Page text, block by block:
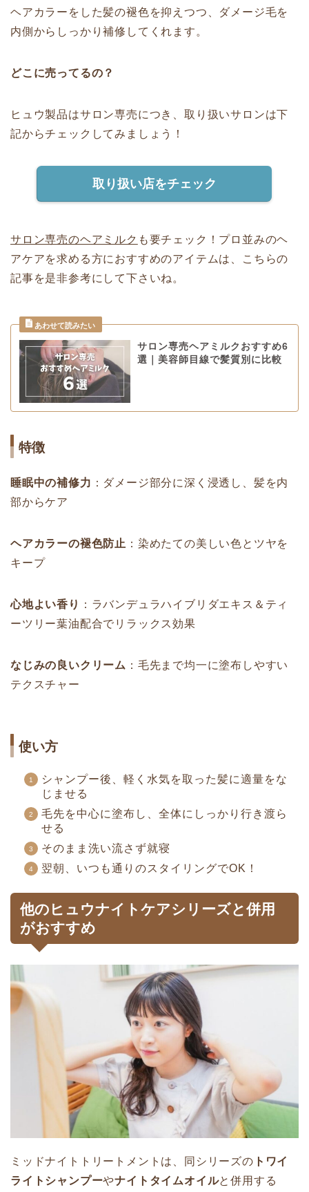
ヘアカラーをした髪の褪色を抑えつつ、ダメージ毛を
内側からしっかり補修してくれます。
どこに売ってるの？
ヒュウ製品はサロン専売につき、取り扱いサロンは下
記からチェックしてみましょう！
取り扱い店をチェック
サロン専売のヘアミルク も要チェック！プロ並みのヘ
アケアを求める方におすすめのアイテムは、こちらの
記事を是非参考にして下さいね。
サロン専売ヘアミルクおすすめ6
選｜美容師目線で髪質別に比較
特徴
睡眠中の補修力 ：ダメージ部分に深く浸透し、髪を内
部からケア
ヘアカラーの褪色防止 ：染めたての美しい色とツヤを
キープ
心地よい香り
：ラバンデュラハイブリダエキス＆ティ
ーツリー葉油配合でリラックス効果
なじみの良いクリーム ：毛先まで均一に塗布しやすい
テクスチャー
使い方
シャンプー後、軽く水気を取った髪に適量をな
じませる
毛先を中心に塗布し、全体にしっかり行き渡ら
せる
そのまま洗い流さず就寝
翌朝、いつも通りのスタイリングでOK！
他のヒュウナイトケアシリーズと併用
がおすすめ
ミッドナイトトリートメントは、同シリーズの トワイ
ライトシャンプーやナイトタイムオイルと併用する